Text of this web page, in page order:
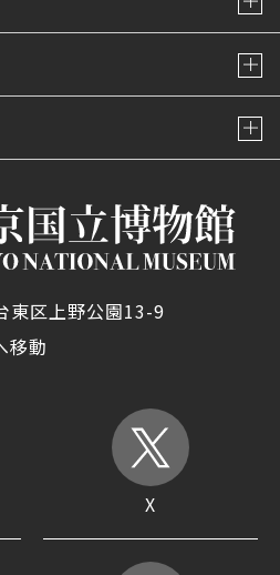
東区上野公園13-9
移動
X